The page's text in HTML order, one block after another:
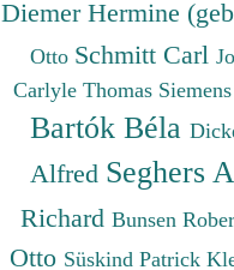
Diemer Hermine
Otto Schmitt Carl
Carlyle Thomas
Bartók Béla
Alfred Seghers
Richard Bunsen
Otto Süskind Patrick